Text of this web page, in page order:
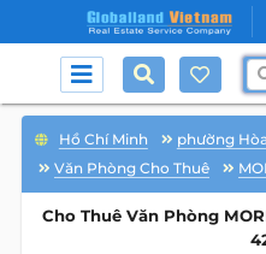
Hồ Chí Minh phường
Văn Phòng Cho Thuê
Cho Thuê Văn Phòng